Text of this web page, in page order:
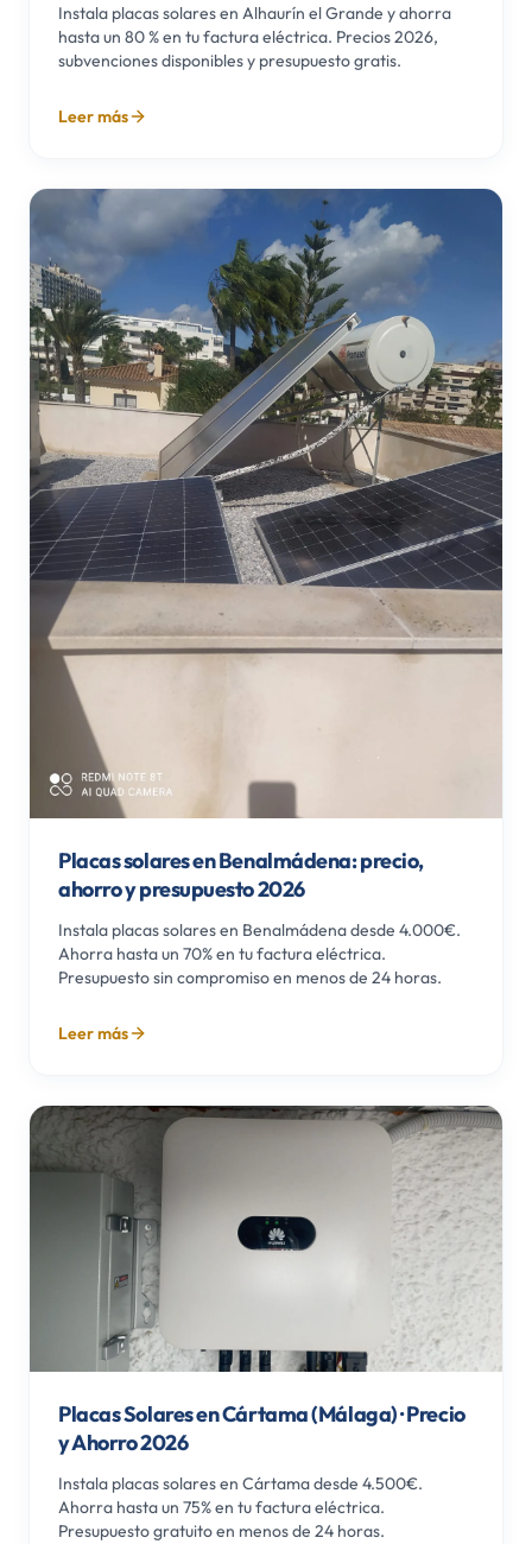
Instala placas solares en Alhaurín el Grande y ahorra
hasta un 80 % en tu factura eléctrica. Precios 2026,
subvenciones disponibles y presupuesto gratis.
Leer más
Placas solares en Benalmádena: precio,
ahorro y presupuesto 2026
Instala placas solares en Benalmádena desde 4.000€.
Ahorra hasta un 70% en tu factura eléctrica.
Presupuesto sin compromiso en menos de 24 horas.
Leer más
Placas Solares en Cártama (Málaga) · Precio
y Ahorro 2026
Instala placas solares en Cártama desde 4.500€.
Ahorra hasta un 75% en tu factura eléctrica.
Presupuesto gratuito en menos de 24 horas.